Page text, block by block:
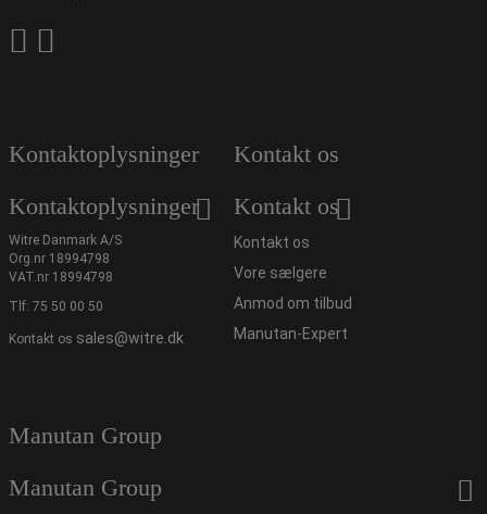
Kontaktoplysninger
Kontaktoplysninger
Witre Danmark A/S
Org.nr 18994798
VAT.nr 18994798
Tlf: 75 50 00 50
Kontakt os sales@witre.dk
Kontakt os
Kontakt os
Kontakt os
Vore sælgere
Anmod om tilbud
Manutan-Expert
Manutan Group
Manutan Group